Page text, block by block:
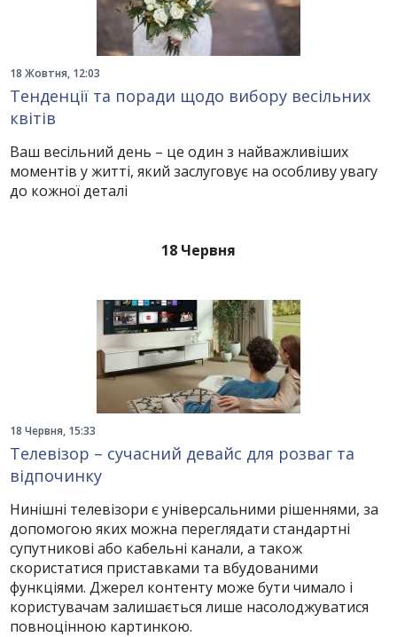
18 Жовтня, 12:03
Тенденції та поради щодо вибору весільних
квітів
Ваш весільний день – це один з найважливіших
моментів у житті, який заслуговує на особливу увагу
до кожної деталі
18 Червня
18 Червня, 15:33
Телевізор – сучасний девайс для розваг та
відпочинку
Нинішні телевізори є універсальними рішеннями, за
допомогою яких можна переглядати стандартні
супутникові або кабельні канали, а також
скористатися приставками та вбудованими
функціями. Джерел контенту може бути чимало і
користувачам залишається лише насолоджуватися
повноцінною картинкою.